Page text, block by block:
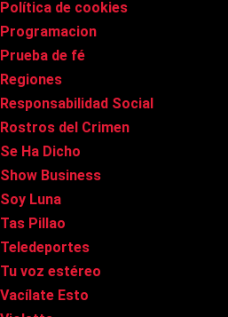
Política de cookies
Programacion
Prueba de fé
Regiones
Responsabilidad Social
Rostros del Crimen
Se Ha Dicho
Show Business
Soy Luna
Tas Pillao
Teledeportes
Tu voz estéreo
Vacílate Esto